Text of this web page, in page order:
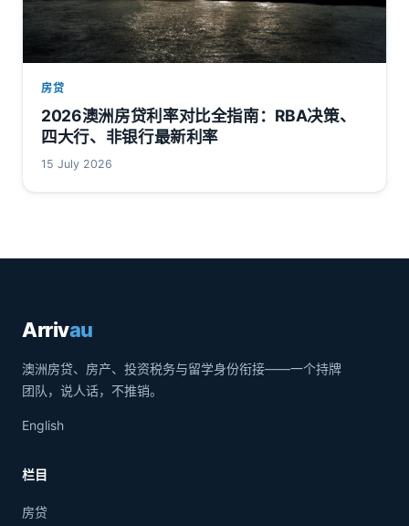
房贷
2026澳洲房贷利率对比全指南：RBA决策、
四大行、非银行最新利率
15 July 2026
Arrivau
澳洲房贷、房产、投资税务与留学身份衔接——一个持牌
团队，说人话，不推销。
English
栏目
房贷